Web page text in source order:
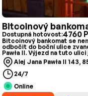
Bitcoinový
Dostupná hotovost:4760
Bitcoinový bankomat se
odbočit do boční ulice
Pawła II. Výjezd na tuto
Alej Jana Pawła II 143,
24/7
Online